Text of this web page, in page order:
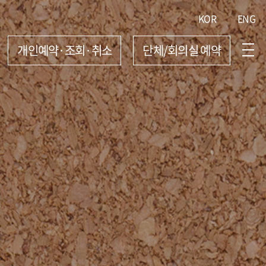
KOR ENG
개인예약·조회·취소 단체/회의실 예약